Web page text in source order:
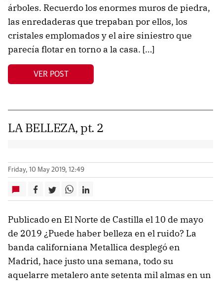
árboles. Recuerdo los enormes muros de piedra,
las enredaderas que trepaban por ellos, los
cristales emplomados y el aire siniestro que
parecía flotar en torno a la casa. […]
VER POST
LA BELLEZA, pt. 2
Friday, 10 May 2019, 12:49
Publicado en El Norte de Castilla el 10 de mayo
de 2019 ¿Puede haber belleza en el ruido? La
banda californiana Metallica desplegó en
Madrid, hace justo una semana, todo su
aquelarre metalero ante setenta mil almas en un